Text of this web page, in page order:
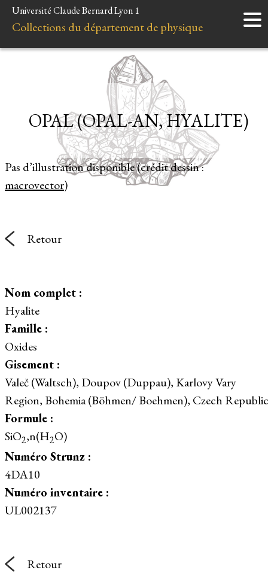
Accueil
Instruments
Liens et ressources
Université Claude Bernard Lyon 1
Collections du département de physique
Pas d’illustration disponible (crédit dessin :
macrovector)
OPAL (OPAL-AN, HYALITE)
Retour
Nom complet :
Hyalite
Famille :
Oxides
Gisement :
Valeč (Waltsch), Doupov (Duppau), Karlovy Vary
Region, Bohemia (Böhmen/ Boehmen), Czech Republic
Formule :
SiO2,n(H2O)
Numéro Strunz :
4DA10
Numéro inventaire :
UL002137
Retour